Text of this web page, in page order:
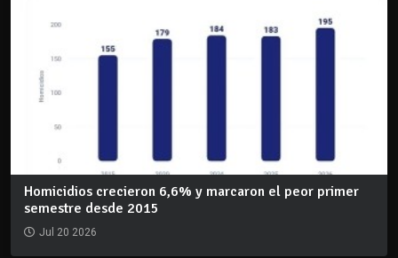
Homicidios crecieron 6,6% y marcaron el peor primer
semestre desde 2015
Jul 20 2026